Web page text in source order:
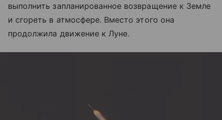
выполнить запланированное возвращение к Земле
и сгореть в атмосфере. Вместо этого она
продолжила движение к Луне.